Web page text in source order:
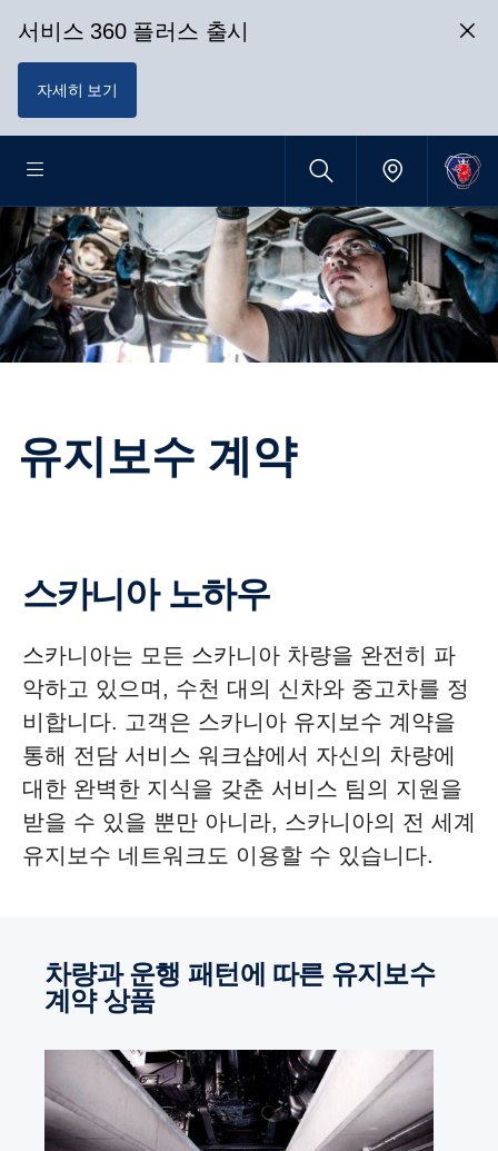
서비스 360 플러스 출시
자세히 보기
유지보수 계약
스카니아 노하우
스카니아는 모든 스카니아 차량을 완전히 파
악하고 있으며, 수천 대의 신차와 중고차를 정
비합니다. 고객은 스카니아 유지보수 계약을
통해 전담 서비스 워크샵에서 자신의 차량에
대한 완벽한 지식을 갖춘 서비스 팀의 지원을
받을 수 있을 뿐만 아니라, 스카니아의 전 세계
유지보수 네트워크도 이용할 수 있습니다.
차량과 운행 패턴에 따른 유지보수
계약 상품